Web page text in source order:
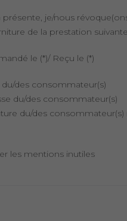
présente, je/nous
de la prestation
le (*)/ Reçu le (*)
des consommateur(s)
du/des consommateur(s)
du/des
les mentions inutiles